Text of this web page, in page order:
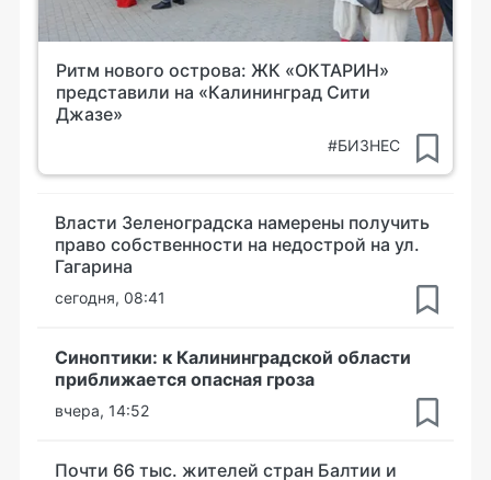
Ритм нового острова: ЖК «ОКТАРИН»
представили на «Калининград Сити
Джазе»
#БИЗНЕС
Власти Зеленоградска намерены получить
право собственности на недострой на ул.
Гагарина
сегодня, 08:41
Синоптики: к Калининградской области
приближается опасная гроза
вчера, 14:52
Почти 66 тыс. жителей стран Балтии и